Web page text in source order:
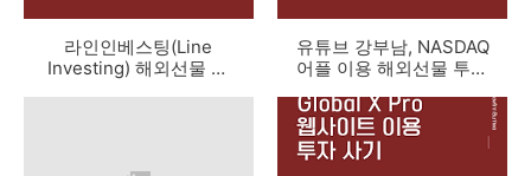
라인인베스팅(Line
Investing) 해외선물 투
유튜브 강부남, NASDAQ
어플 이용 해외선물 투자